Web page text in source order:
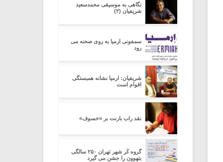
نگاهی به موسیقی محمدسعید
شریفیان (۲)
سمفونی ارمیا به روی صحنه می
رود
شریفیان: ارمیا نشانه همبستگی
اقوام است
نقد راب بارنت بر «خسوف»
گروه کُر شهر تهران ۲۵۰ سالگی
بتهوون را جشن می گیرد